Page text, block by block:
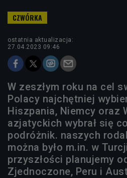
ostatnia aktualizacja:
27.04.2023 09:46
W zeszłym roku na cel
Polacy najchętniej
Hiszpania, Niemcy oraz
azjatyckich wybrał się
podróżnik. naszych
można było m.in. w
przyszłości planujemy
Zjednoczone, Peru i